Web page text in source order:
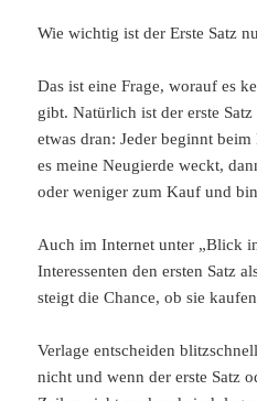
Wie wichtig ist der Erste Satz
Das ist eine Frage, worauf es
gibt. Natürlich ist der erste
etwas dran: Jeder beginnt
es meine Neugierde weckt,
oder weniger zum Kauf und
Auch im Internet unter „Blick
Interessenten den ersten Satz
steigt die Chance, ob sie
Verlage entscheiden
nicht und wenn der erste Satz